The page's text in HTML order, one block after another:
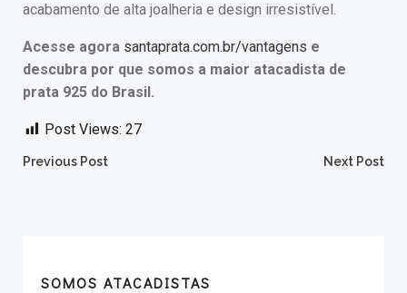
acabamento de alta joalheria e design irresistível.
Acesse agora santaprata.com.br/vantagens e
descubra por que somos a maior atacadista de
prata 925 do Brasil.
Post Views: 27
Post
Previous Post Next Post
SOMOS ATACADISTAS